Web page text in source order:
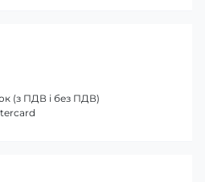
(з ПДВ і без ПДВ)